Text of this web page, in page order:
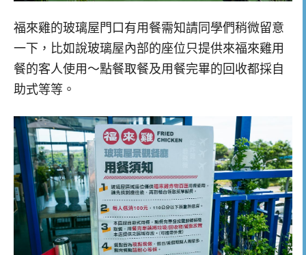
福來雞的玻璃屋門口有用餐需知請同學們稍微留意
一下，比如說玻璃屋內部的座位只提供來福來雞用
餐的客人使用～點餐取餐及用餐完畢的回收都採自
助式等等。